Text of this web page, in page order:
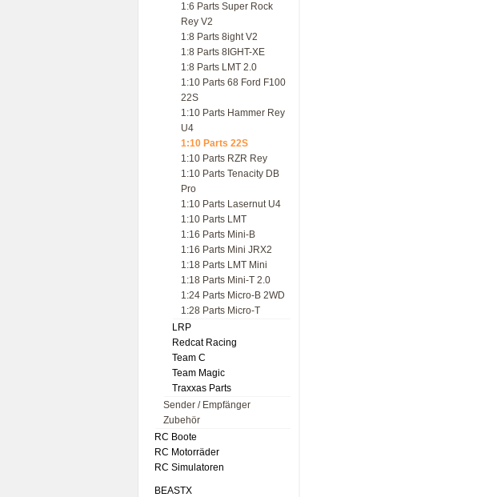
1:6 Parts Super Rock
Rey V2
1:8 Parts 8ight V2
1:8 Parts 8IGHT-XE
1:8 Parts LMT 2.0
1:10 Parts 68 Ford F100
22S
1:10 Parts Hammer Rey
U4
1:10 Parts 22S
1:10 Parts RZR Rey
1:10 Parts Tenacity DB
Pro
1:10 Parts Lasernut U4
1:10 Parts LMT
1:16 Parts Mini-B
1:16 Parts Mini JRX2
1:18 Parts LMT Mini
1:18 Parts Mini-T 2.0
1:24 Parts Micro-B 2WD
1:28 Parts Micro-T
LRP
Redcat Racing
Team C
Team Magic
Traxxas Parts
Sender / Empfänger
Zubehör
RC Boote
RC Motorräder
RC Simulatoren
BEASTX